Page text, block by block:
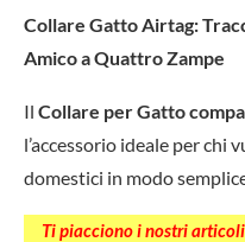
Collare Gatto Airtag:
Amico a Quattro Zampe
Il Collare per Gatto
l’accessorio ideale per
domestici in modo
Ti piacciono i nostri